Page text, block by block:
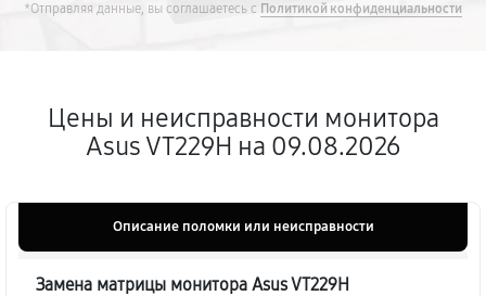
*Отправляя данные, вы соглашаетесь с Политикой конфиденциальности
Цены и неисправности монитора
Asus VT229H на 09.08.2026
Описание поломки или неисправности
Замена матрицы монитора Asus VT229H